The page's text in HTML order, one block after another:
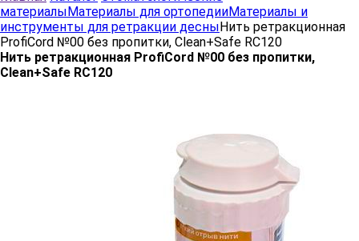
материалы Материалы для ортопедииМатериалы и
инструменты для ретракции десны Нить ретракционная
ProfiCord №00 без пропитки, Clean+Safe RC120
Нить ретракционная ProfiCord №00 без пропитки,
Clean+Safe RC120